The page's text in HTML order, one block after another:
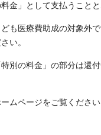
金」として支払うことと
も医療費助成の対象外
い。
別の料金」の部分は還
ムページをご覧ください